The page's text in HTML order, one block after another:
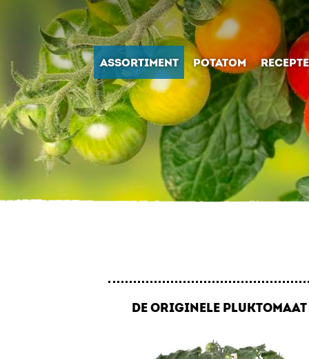
ASSORTIMENT POTATOM
DE ORIGINELE PLUKTOMAAT